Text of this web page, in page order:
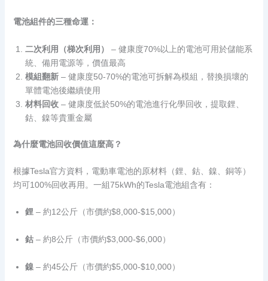
電池組件的三種命運：
二次利用（梯次利用）
– 健康度70%以上的電池可用於儲能系
統、備用電源等，價值最高
模組翻新– 健康度50-70%的電池可拆解為模組，替換損壞的
單體電池後繼續使用
材料回收– 健康度低於50%的電池進行化學回收，提取鋰、
鈷、鎳等貴重金屬
為什麼電池回收價值這麼高？
根據Tesla官方資料，電動車電池的原材料（鋰、鈷、鎳、銅等）
均可100%回收再用。一組75kWh的Tesla電池組含有：
鋰– 約12公斤（市價約$8,000-$15,000）
鈷– 約8公斤（市價約$3,000-$6,000）
鎳– 約45公斤（市價約$5,000-$10,000）